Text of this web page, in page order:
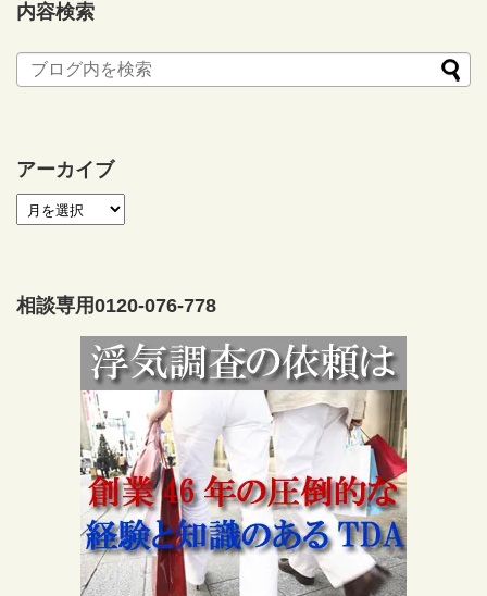
内容検索
アーカイブ
相談専用0120-076-778